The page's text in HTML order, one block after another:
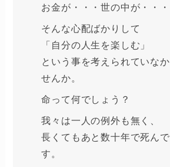
お金が・・・世の中が・・・
そんな心配ばかりして
「自分の人生を楽しむ」
という事を考えられていな
せんか。
命って何でしょう？
我々は一人の例外も無く、
長くてもあと数十年で死ん
す。